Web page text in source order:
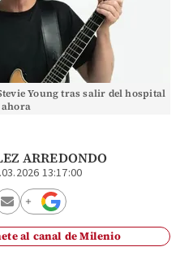
Young tras salir del hospital
ahora
ARREDONDO
13:17:00
al canal de Milenio